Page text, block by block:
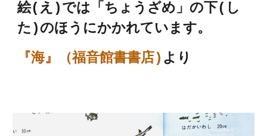
絵(え)では「ちょうざめ」の下(し
た)のほうにかかれています。
『海』（福音館書書店) より